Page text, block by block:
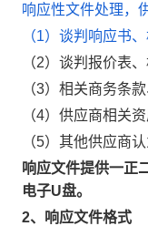
响应性文件处理，
（1）谈判响应书
（2）谈判报价表
（3）相关商务条
（4）供应商相关
（5）其他供应商
响应文件提供一正
电子U盘。
2、响应文件格式